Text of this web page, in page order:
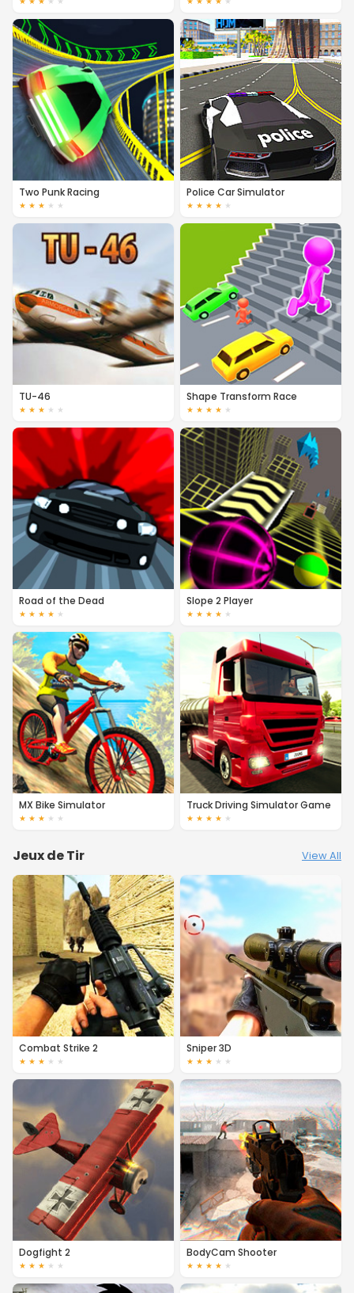
Two Punk Racing
★ ★ ★ ★ ★
Police Car Simulator
★ ★ ★ ★ ★
TU-46
★ ★ ★ ★ ★
Shape Transform Race
★ ★ ★ ★ ★
Road of the Dead
★ ★ ★ ★ ★
Slope 2 Player
★ ★ ★ ★ ★
MX Bike Simulator
★ ★ ★ ★ ★
Truck Driving Simulator Game
★ ★ ★ ★ ★
Jeux de Tir View All
Combat Strike 2
★ ★ ★ ★ ★
Sniper 3D
★ ★ ★ ★ ★
Dogfight 2
★ ★ ★ ★ ★
BodyCam Shooter
★ ★ ★ ★ ★